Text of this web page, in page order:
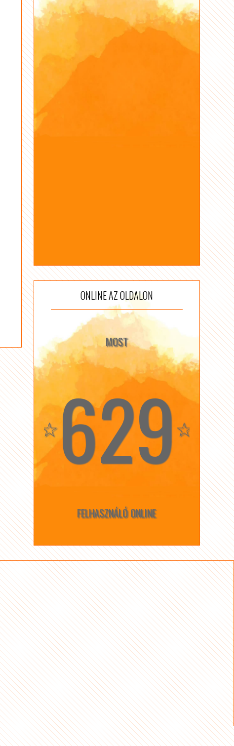
ONLINE AZ OLDALON
MOST
☆629☆
FELHASZNÁLÓ ONLINE